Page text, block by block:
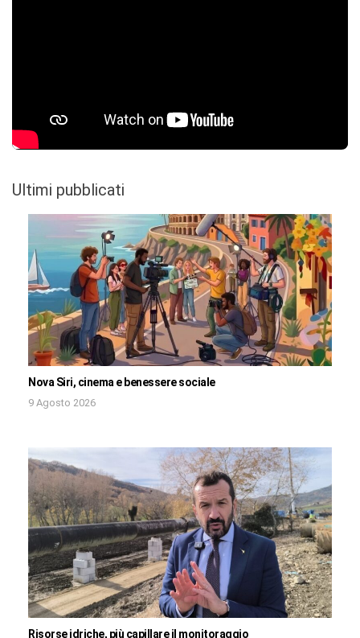
Ultimi pubblicati
Nova Siri, cinema e benessere sociale
9 Agosto 2026
Risorse idriche, più capillare il monitoraggio